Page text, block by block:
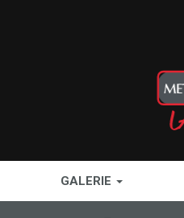
GALERIE